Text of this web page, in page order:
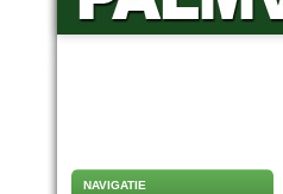
NAVIGATIE